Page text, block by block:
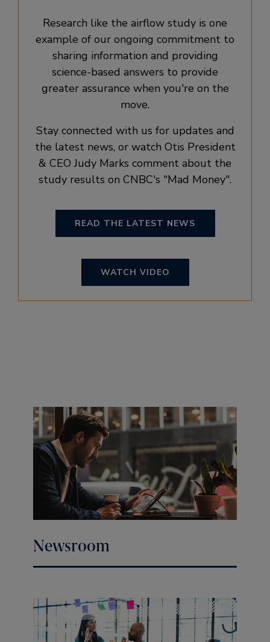
Research like the airflow study is one
example of our ongoing commitment to
sharing information and providing
science-based answers to provide
greater assurance when you're on the
move.
Stay connected with us for updates and
the latest news, or watch Otis President
& CEO Judy Marks comment about the
study results on CNBC's Mad Money .
READ THE LATEST NEWS
WATCH VIDEO
Newsroom